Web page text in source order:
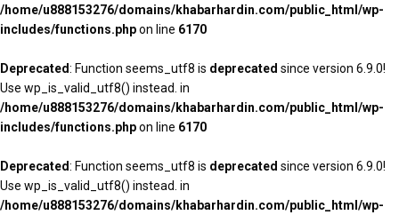
/home/u888153276/domains/khabarhardin.com/public_html/wp-
includes/functions.phpon line 6170
Deprecated: Function seems_utf8 is deprecated since version 6.9.0!
Use wp_is_valid_utf8() instead. in
/home/u888153276/domains/khabarhardin.com/public_html/wp-
includes/functions.phpon line 6170
Deprecated: Function seems_utf8 is deprecated since version 6.9.0!
Use wp_is_valid_utf8() instead. in
/home/u888153276/domains/khabarhardin.com/public_html/wp-